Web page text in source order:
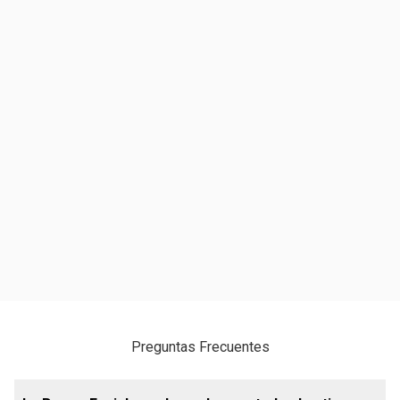
Preguntas Frecuentes